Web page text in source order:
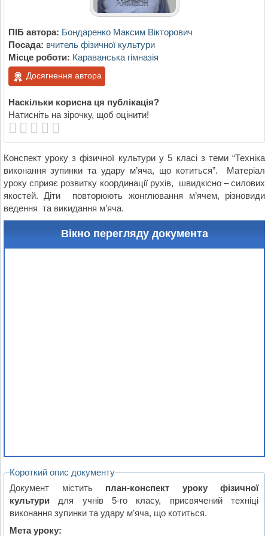
ПІБ автора: Бондаренко Максим Вікторович
Посада: вчитель фізичної культури
Місце роботи: Караванська гімназія
Досягнення автора
Наскільки корисна ця публікація?
Натисніть на зірочку, щоб оцінити!
Конспект уроку з фізичної культури у 5 класі з теми “Техніка
виконання зупинки та удару м’яча, що котиться”. Матеріал
уроку сприяє розвитку координації рухів, швидкісно – силових
якостей. Діти повторюють жонглювання м’ячем, різновиди
ведення та викидання м’яча.
Вікно перегляду документа
Короткий опис документу
Документ містить план-конспект уроку фізичної
культури для учнів 5-го класу, присвячений техніці
виконання зупинки та удару м'яча, що котиться.
Мета уроку: